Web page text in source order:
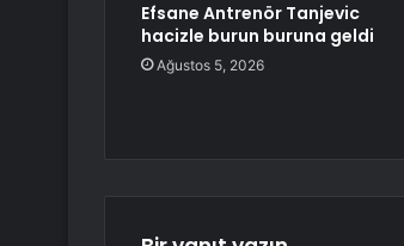
Efsane Antrenör Tanjevic
hacizle burun buruna geldi
Ağustos 5, 2026